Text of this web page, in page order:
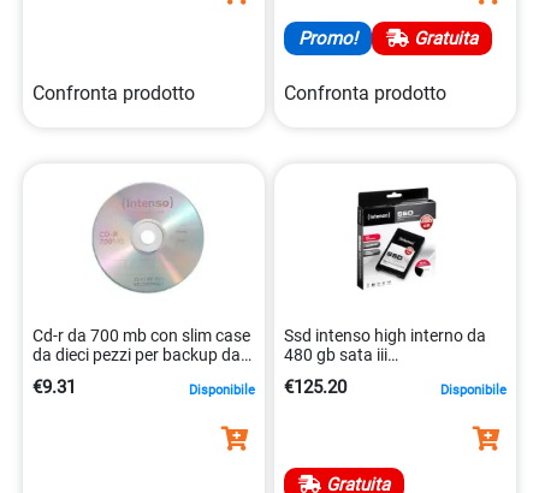
Confronta prodotto
Promo! Gratuita
Confronta prodotto
Cd-r da 700 mb con slim case
da dieci pezzi per backup dati
€9.31 Disponibile
Ssd intenso high interno da
480 gb sata iii
€125.20 Disponibile
Gratuita